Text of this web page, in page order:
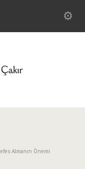
Almanın Önemi